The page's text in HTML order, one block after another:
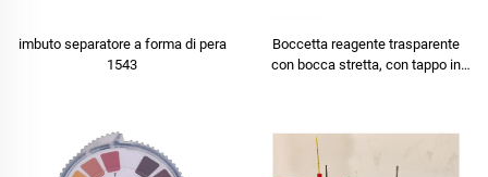
imbuto separatore a forma di pera
1543
Boccetta reagente trasparente
con bocca stretta, con tappo in